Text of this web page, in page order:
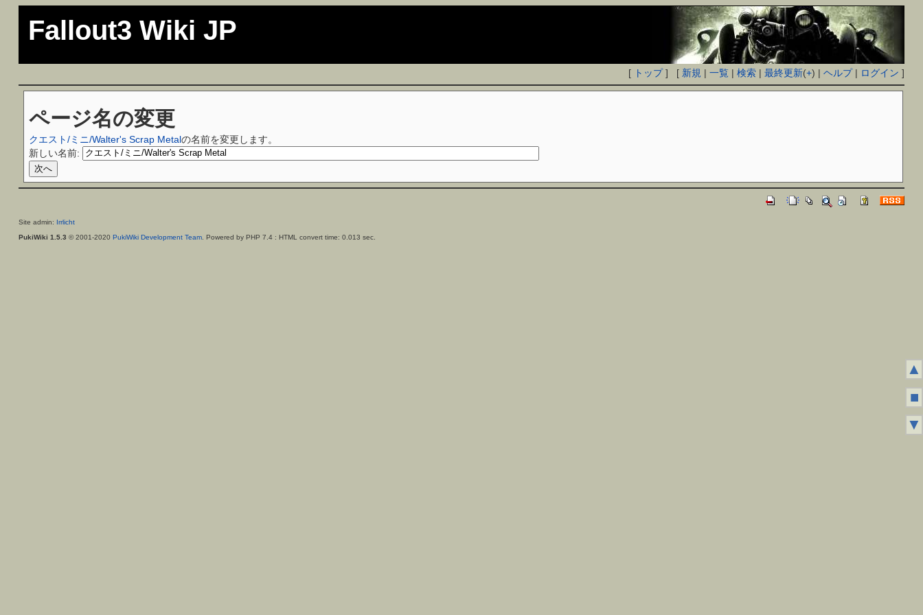
Fallout3 Wiki JP
[ トップ] [ 新規 |一覧 |検索 |最終更新(+) |ヘルプ| ログイン ]
ページ名の変更
クエスト/ミニ/Walter's Scrap Metalの名前を変更します。
新しい名前:
Site admin: Irrlicht
PukiWiki 1.5.3 © 2001-2020 PukiWiki Development Team. Powered by PHP 7.4 : HTML convert time: 0.013 sec.
▲
■
▼